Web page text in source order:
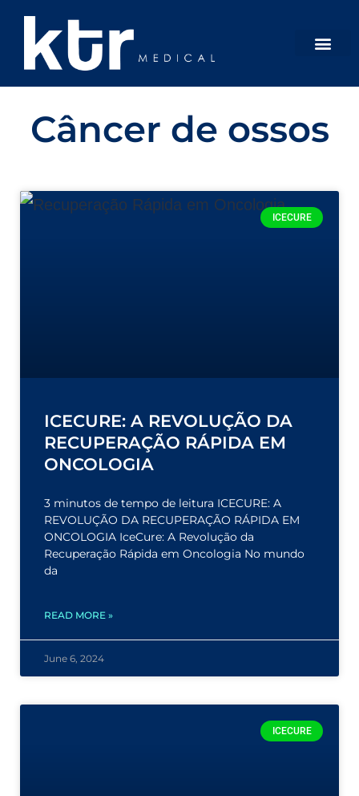
Câncer de ossos
ICECURE
ICECURE: A REVOLUÇÃO DA
RECUPERAÇÃO RÁPIDA EM
ONCOLOGIA
3 minutos de tempo de leitura ICECURE: A
REVOLUÇÃO DA RECUPERAÇÃO RÁPIDA EM
ONCOLOGIA IceCure: A Revolução da
Recuperação Rápida em Oncologia No mundo
da
READ MORE »
June 6, 2024
ICECURE